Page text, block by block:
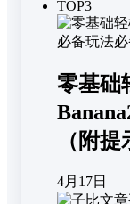
TOP3
零基础
（附提
4月17日